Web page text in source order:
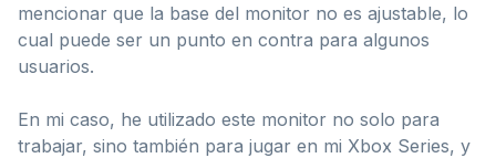
mencionar que la base del monitor no es ajustable, lo
cual puede ser un punto en contra para algunos
usuarios.
En mi caso, he utilizado este monitor no solo para
trabajar, sino también para jugar en mi Xbox Series, y